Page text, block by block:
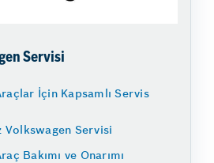
Servisi
İçin Kapsamlı Servis
Volkswagen Servisi
Bakımı ve Onarımı